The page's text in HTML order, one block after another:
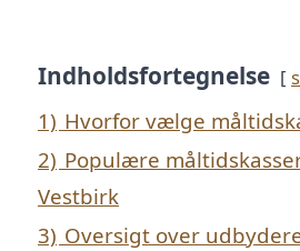
Indholdsfortegnelse
1) Hvorfor vælge
2) Populære
Vestbirk
3) Oversigt over